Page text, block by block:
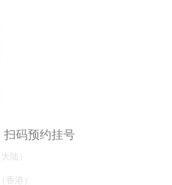
扫码预约挂号
（大陆）
香港）